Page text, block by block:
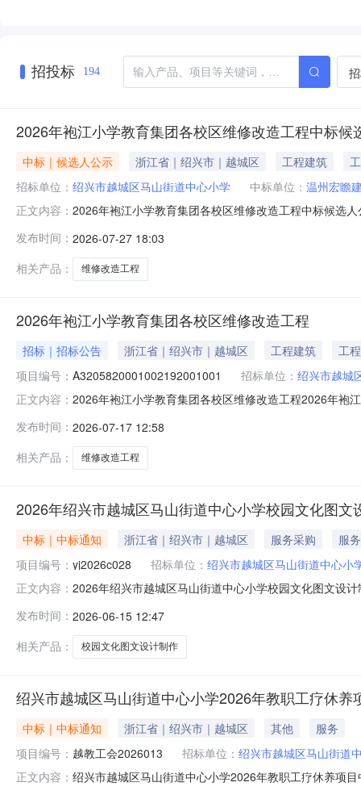
招投标 194
2026年袍江小学教育集团各校区维修改造工程中标候
中标｜候选人公示 浙江省｜绍兴市｜越城区 工程建筑
招标单位： 绍兴市越城区马山街道中心小学 中标单位： 温州宏瞻
正文内容： 2026年袍江小学教育集团各校区维修改造工程中标候选
宏瞻建筑工程有限公司11.751180051拟确定中标人温
发布时间： 2026-07-27 18:03
相关产品：
维修改造工程
2026年袍江小学教育集团各校区维修改造工程
招标｜招标公告 浙江省｜绍兴市｜越城区 工程建筑
工程
项目编号： A3205820001002192001001 招标单位： 绍兴市越城
正文内容： 2026年袍江小学教育集团各校区维修改造工程2026年袍
模：/，招标估算价：约118.0051万元（以审定标底价为
内完成施工（具体按业主要求
发布时间： 2026-07-17 12:58
相关产品：
维修改造工程
2026年绍兴市越城区马山街道中心小学校园文化图文
中标｜中标通知 浙江省｜绍兴市｜越城区 服务采购
服务
项目编号： yj2026c028 招标单位： 绍兴市越城区马山街道中心小
正文内容： 2026年绍兴市越城区马山街道中心小学校园文化图文设
七、定标/成交日期：2026年06月15日八、中标/成交结
浙江品凡
发布时间： 2026-06-15 12:47
相关产品：
校园文化图文设计制作
绍兴市越城区马山街道中心小学2026年教职工疗休养
中标｜中标通知 浙江省｜绍兴市｜越城区 其他
服务
项目编号： 越教工会2026013 招标单位： 绍兴市越城区马山街道
正文内容： 绍兴市越城区马山街道中心小学2026年教职工疗休养项